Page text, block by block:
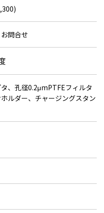
問合せ
、孔径0.2μmPTFEフィルタ
ルダー、チャージングスタン